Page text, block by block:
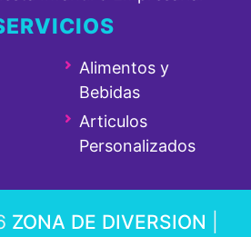
Alimentos y
Bebidas
Articulos
Personalizados
ZONA DE DIVERSION